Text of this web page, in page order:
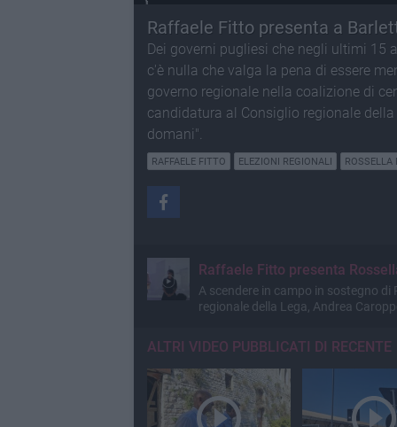
Raffaele Fitto presenta a
Dei governi pugliesi che negli ultimi 15
c'è nulla che valga la pena di essere
governo regionale nella coalizione di
candidatura al Consiglio regionale
domani".
RAFFAELE FITTO ELEZIONI REGIONALI ROSSELLA
Raffaele Fitto presenta
A scendere in campo in sostegno di
regionale della Lega, Andrea
ALTRI VIDEO PUBBLICATI DI RECENTE